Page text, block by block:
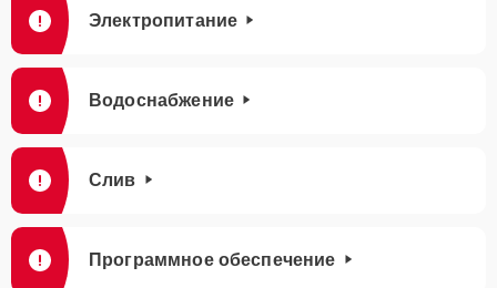
Электропитание
Водоснабжение
Слив
Программное обеспечение